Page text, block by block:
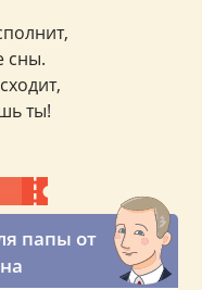
папы от
сны.
ты!